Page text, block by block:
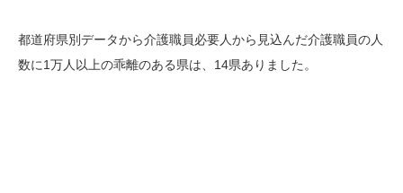
都道府県別データから介護職員必要人から見込んだ介護職員の人
数に1万人以上の乖離のある県は、14県ありました。